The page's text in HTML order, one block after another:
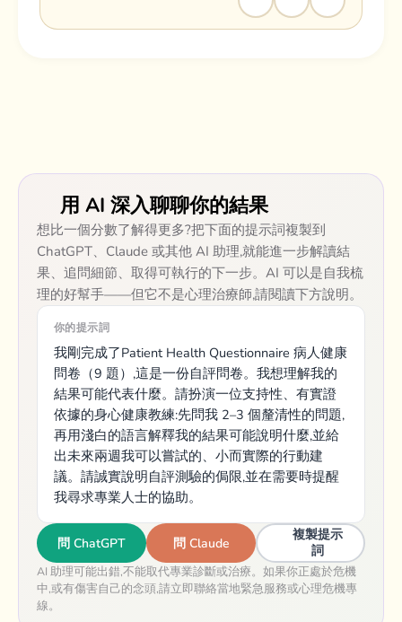
用 AI 深入聊聊你的結果
想比一個分數了解得更多?把下面的提示詞複製到
ChatGPT、Claude 或其他 AI 助理,就能進一步解讀結
果、追問細節、取得可執行的下一步。AI 可以是自我梳
理的好幫手——但它不是心理治療師,請閱讀下方說明。
你的提示詞
我剛完成了Patient Health Questionnaire 病人健康
問卷（9 題）,這是一份自評問卷。我想理解我的
結果可能代表什麼。請扮演一位支持性、有實證
依據的身心健康教練:先問我 2–3 個釐清性的問題,
再用淺白的語言解釋我的結果可能說明什麼,並給
出未來兩週我可以嘗試的、小而實際的行動建
議。請誠實說明自評測驗的侷限,並在需要時提醒
我尋求專業人士的協助。
問 ChatGPT 問 Claude
複製提示
詞
AI 助理可能出錯,不能取代專業診斷或治療。如果你正處於危機
中,或有傷害自己的念頭,請立即聯絡當地緊急服務或心理危機專
線。